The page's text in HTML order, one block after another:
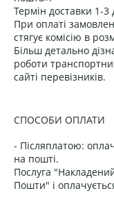
Термін доставки 1-
При оплаті
стягує комісію в
Більш детально
роботи
сайті перевізників.
СПОСОБИ ОПЛАТИ
- Післяплатою:
на пошті.
Послуга
Пошти" і